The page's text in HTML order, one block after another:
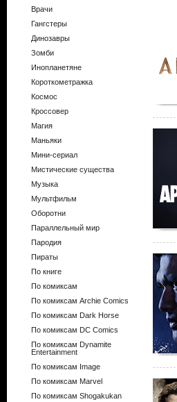
Врачи
Гангстеры
Динозавры
Зомби
Инопланетяне
Короткометражка
Космос
Кроссовер
Магия
Маньяки
Мини-сериал
Мистические существа
Музыка
Мультфильм
Оборотни
Параллельный мир
Пародия
Пираты
По книге
По комиксам
По комиксам Archie Comics
По комиксам Dark Horse
По комиксам DC Comics
По комиксам Dynamite
Entertainment
По комиксам Image
По комиксам Marvel
По комиксам Shogakukan